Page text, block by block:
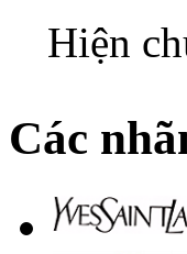
Hiện
Các